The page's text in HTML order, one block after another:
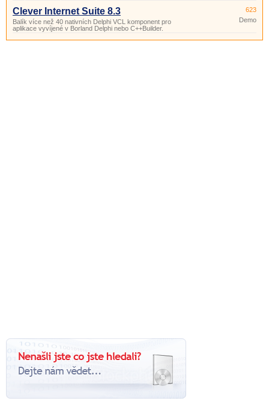
Clever Internet Suite 8.3
Balík více než 40 nativních Delphi VCL komponent pro
aplikace vyvíjené v Borland Delphi nebo C++Builder.
623
Demo